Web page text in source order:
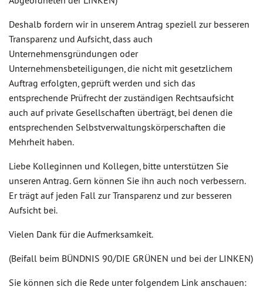
Deshalb fordern wir in unserem Antrag speziell zur besseren
Transparenz und Aufsicht, dass auch
Unternehmensgründungen oder
Unternehmensbeteiligungen, die nicht mit gesetzlichem
Auftrag erfolgten, geprüft werden und sich das
entsprechende Prüfrecht der zuständigen Rechtsaufsicht
auch auf private Gesellschaften überträgt, bei denen die
entsprechenden Selbstverwaltungskörperschaften die
Mehrheit haben.
Liebe Kolleginnen und Kollegen, bitte unterstützen Sie
unseren Antrag. Gern können Sie ihn auch noch verbessern.
Er trägt auf jeden Fall zur Transparenz und zur besseren
Aufsicht bei.
Vielen Dank für die Aufmerksamkeit.
(Beifall beim BÜNDNIS 90/DIE GRÜNEN und bei der LINKEN)
Sie können sich die Rede unter folgendem Link anschauen: